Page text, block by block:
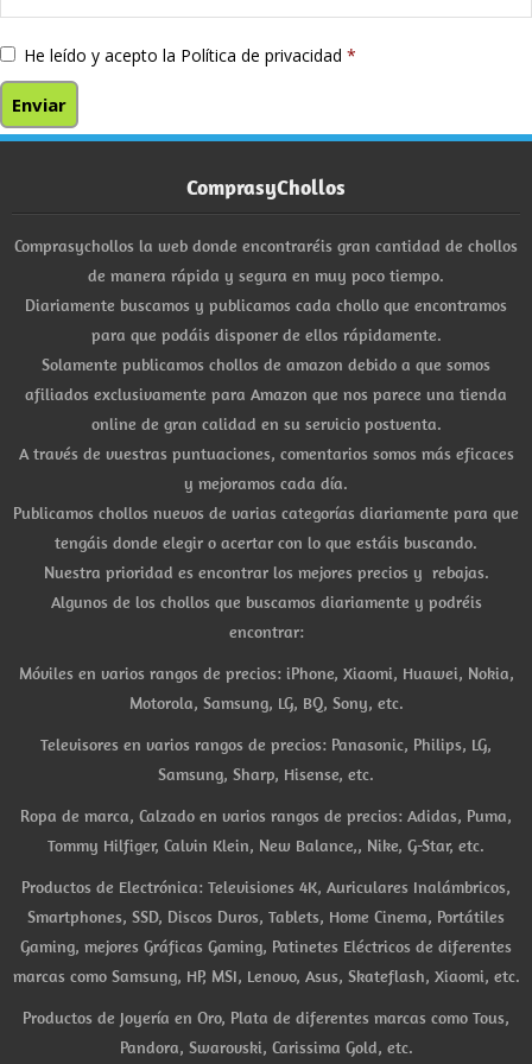
He leído y acepto la Política de privacidad *
ComprasyChollos
Comprasychollos la web donde encontraréis gran cantidad de chollos
de manera rápida y segura en muy poco tiempo.
Diariamente buscamos y publicamos cada chollo que encontramos
para que podáis disponer de ellos rápidamente.
Solamente publicamos chollos de amazon debido a que somos
afiliados exclusivamente para Amazon que nos parece una tienda
online de gran calidad en su servicio postventa.
A través de vuestras puntuaciones, comentarios somos más eficaces
y mejoramos cada día.
Publicamos chollos nuevos de varias categorías diariamente para que
tengáis donde elegir o acertar con lo que estáis buscando.
Nuestra prioridad es encontrar los mejores precios y rebajas.
Algunos de los chollos que buscamos diariamente y podréis
encontrar:
Móviles en varios rangos de precios: iPhone, Xiaomi, Huawei, Nokia,
Motorola, Samsung, LG, BQ, Sony, etc.
Televisores en varios rangos de precios: Panasonic, Philips, LG,
Samsung, Sharp, Hisense, etc.
Ropa de marca, Calzado en varios rangos de precios: Adidas, Puma,
Tommy Hilfiger, Calvin Klein, New Balance,, Nike, G-Star, etc.
Productos de Electrónica: Televisiones 4K, Auriculares Inalámbricos,
Smartphones, SSD, Discos Duros, Tablets, Home Cinema, Portátiles
Gaming, mejores Gráficas Gaming, Patinetes Eléctricos de diferentes
marcas como Samsung, HP, MSI, Lenovo, Asus, Skateflash, Xiaomi, etc.
Productos de Joyería en Oro, Plata de diferentes marcas como Tous,
Pandora, Swarovski, Carissima Gold, etc.